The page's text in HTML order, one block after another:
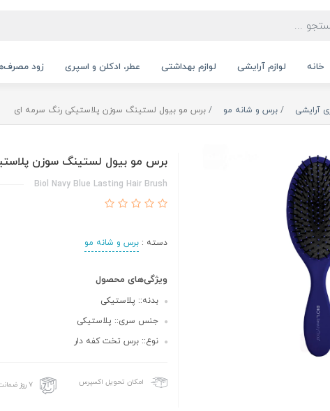
خانه لوازم آرایشی لوازم بهداشتی عطر، ادکلن و اسپری زود
آرایشی برس و شانه مو برس مو بیول لستینگ سوزن پلاستیکی رنگ سرمه ای
برس مو بیول لستینگ سوزن
Biol Navy Blue Lasting Hair Brush
دسته :برس و شانه مو
ویژگی‌های محصول
بدنه:: پلاستیکی
جنس سری:: پلاستیکی
نوع:: برس تخت کفه دار
امکان تحویل اکسپرس ۷ روز ضمانت بازگشت